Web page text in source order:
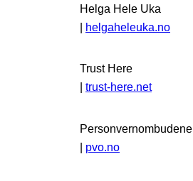
Helga Hele Uka
| helgaheleuka.no
Trust Here
trust-here.net
Personvernombudene
| pvo.no